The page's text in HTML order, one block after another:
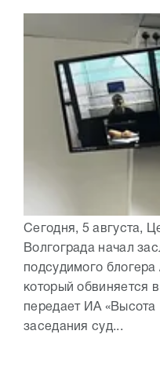
Сегодня, 5 августа,
Волгограда начал
подсудимого
который обвиняется
передает ИА «Высота
заседания суд...